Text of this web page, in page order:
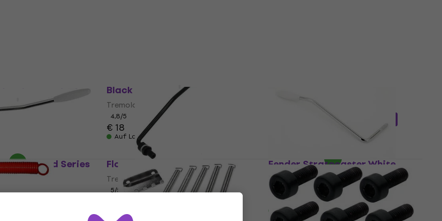
6 Block
Chrome
Black
Tremolo
4,8/5
€ 18
Auf Lager
mit dem Code
Standard Series Floyd Rose FRTAPIBP Black
Tremolo
5/5
Fender Stratocaster White
Tremolo
€ 14,30
Auf Lager